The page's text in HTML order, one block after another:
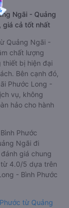
Ngãi - Quảng
giá cả tốt nhất
Quảng Ngãi -
chất lượng
thiết bị hiện đại
Bên cạnh đó,
Phước Long -
vụ, không
hảo cho hành
Phước
Ngãi đi
giá chung
4.0/5 dựa trên
- Bình Phước
từ Quảng